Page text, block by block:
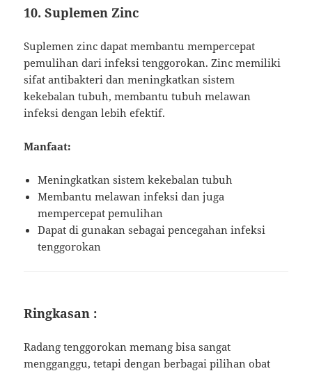
10. Suplemen Zinc
Suplemen zinc dapat membantu mempercepat
pemulihan dari infeksi tenggorokan. Zinc memiliki
sifat antibakteri dan meningkatkan sistem
kekebalan tubuh, membantu tubuh melawan
infeksi dengan lebih efektif.
Manfaat:
Meningkatkan sistem kekebalan tubuh
Membantu melawan infeksi dan juga
mempercepat pemulihan
Dapat di gunakan sebagai pencegahan infeksi
tenggorokan
Ringkasan :
Radang tenggorokan memang bisa sangat
mengganggu, tetapi dengan berbagai pilihan obat